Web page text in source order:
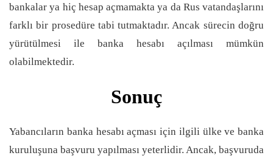
bankalar ya hiç hesap açmamakta ya da Rus vatandaşlarını
farklı bir prosedüre tabi tutmaktadır. Ancak sürecin doğru
yürütülmesi ile banka hesabı açılması mümkün
olabilmektedir.
Sonuç
Yabancıların banka hesabı açması için ilgili ülke ve banka
kuruluşuna başvuru yapılması yeterlidir. Ancak, başvuruda